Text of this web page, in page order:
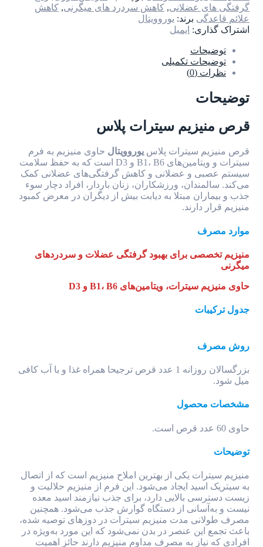
گرفتگی های عضلانی, کاهش سردرد های میگرنی, کاهش
علائم قاعدگی برند: یوروویتال
اشتراک گذاری: ایمیل
توضیحات
توضیحات تکمیلی
نظرات (0)
توضیحات
قرص منیزیم سیترات پلاس
قرص منیزیم سیترات پلاس یوروویتال حاوی منیزیم به فرم
سیترات و ویتامین‌های B1، B6 و D3 است که به حفظ سلامت
سیستم عصبی و عضلانی و کاهش گرفتگی‌های عضلانی کمک
می‌کند. سالمندان، ورزشکاران، زنان باردار، افراد دچار سوء
جذب و بیماران مبتلا به دیابت بیش از دیگران در معرض کمبود
منیزیم قرار دارند.
موارد مصرف
منیزیم تخصصی برای بهبود گرفتگی عضلات و سردردهای
میگرنی
حاوی منیزیم سیترات، ویتامین‌های B1، B6 و D3
جدول ترکیبات
روش مصرف
بزرگسالان روزانه 1 عدد قرص ترجیحا همراه غذا و با آب کافی
میل شود.
مشخصات محصول
حاوی 60 عدد قرص است.
توضیحات
منیزیم سیترات یکی از بهترین املاح منیزیم است که از اتصال
به سیتریک اسید ایجاد می‌شود. این فرم از منیزیم حلالیت و
زیست دسترسی بالایی دارد، برای جذب نیازمند اسید معده
نیست و به‌آسانی از دستگاه گوارش جذب می‌شود. همچنین
مصرف طولانی مدت منیزیم سیترات در دوزهای توصیه شده،
باعث تجمع این عنصر در بدن نمی‌شود که این مورد به‌ویژه در
افرادی که نیاز به مصرف مداوم منیزیم دارند حائز اهمیت